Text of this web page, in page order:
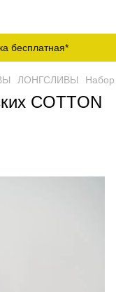
бесплатная*
ЛОНГСЛИВЫ Набор
COTTON